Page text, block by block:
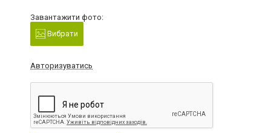
Завантажити фото:
Вибрати
Авторизуватись